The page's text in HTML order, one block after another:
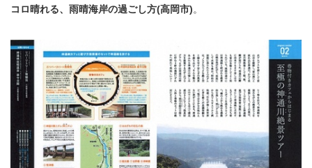
コロ晴れる、雨晴海岸の過ごし方(高岡市)。